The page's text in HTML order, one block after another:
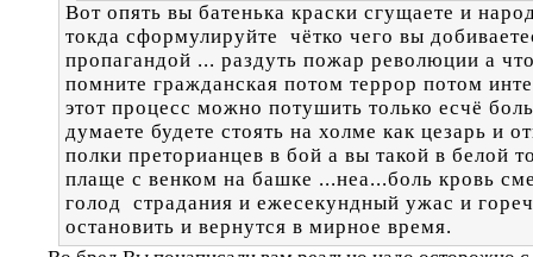
Вот опять вы батенька краски сгущаете и
токда сформулируйте чётко чего вы
пропагандой ... раздуть пожар революции а
помните гражданская потом террор потом
этот процесс можно потушить только есчё
думаете будете стоять на холме как цезарь и
полки преторианцев в бой а вы такой в белой
плаще с венком на башке ...неа...боль кровь
голод страдания и ежесекундный ужас и
остановить и вернутся в мирное время.